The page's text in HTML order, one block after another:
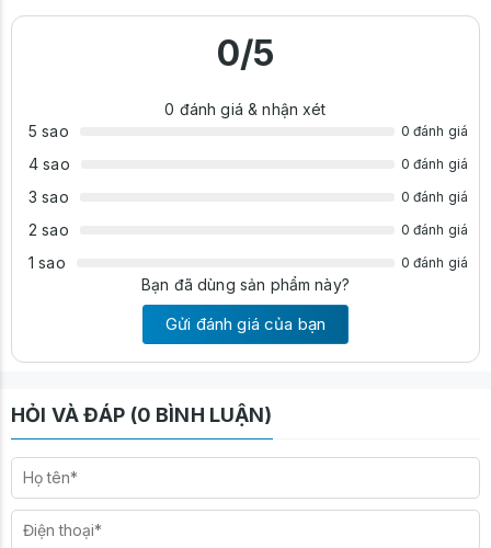
0/5
0 đánh giá & nhận xét
5 sao
0 đánh giá
4 sao 0 đánh giá
3 sao 0 đánh giá
2 sao 0 đánh giá
1 sao 0 đánh giá
Bạn đã dùng sản phẩm này?
Gửi đánh giá của bạn
HỎI VÀ ĐÁP (0 BÌNH LUẬN)